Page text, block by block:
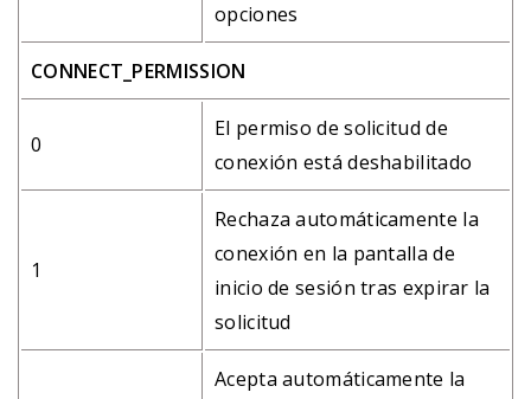
opciones
CONNECT_PERMISSION
0
El permiso de solicitud de
conexión está deshabilitado
1
Rechaza automáticamente la
conexión en la pantalla de
inicio de sesión tras expirar la
solicitud
Acepta automáticamente la